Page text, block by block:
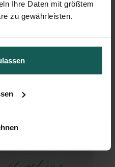
Ihre Daten mit größtem
zu gewährleisten.
Hochzeit